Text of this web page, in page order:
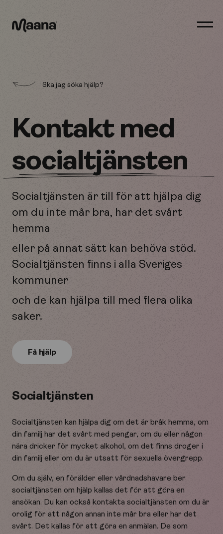
Ska jag söka hjälp?
Kontakt med
socialtjänsten
Socialtjänsten är till för att hjälpa dig
om du inte mår bra, har det svårt
hemma
eller på annat sätt kan behöva stöd.
Socialtjänsten finns i alla Sveriges
kommuner
och de kan hjälpa till med flera olika
saker.
Få hjälp
Socialtjänsten
Socialtjänsten kan hjälpa dig om det är bråk hemma, om
din familj har det svårt med pengar, om du eller någon
nära dricker för mycket alkohol, om det finns droger i
din familj eller om du är utsatt för sexuella övergrepp.
Om du själv, en förälder eller vårdnadshavare ber
socialtjänsten om hjälp kallas det för att göra en
ansökan. Du kan också kontakta socialtjänsten om du är
orolig för att någon annan inte mår bra eller har det
svårt. Det kallas för att göra en anmälan. De som